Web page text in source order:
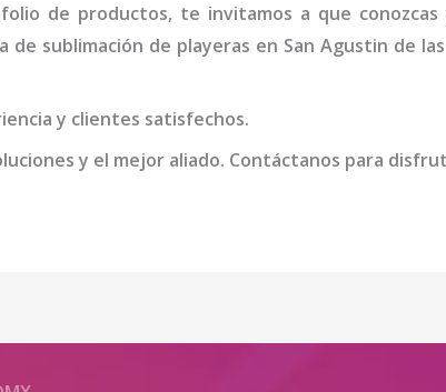
de productos, te invitamos a que
de sublimación de playeras en San Agustin de
y clientes satisfechos.
y el mejor aliado. Contáctanos para